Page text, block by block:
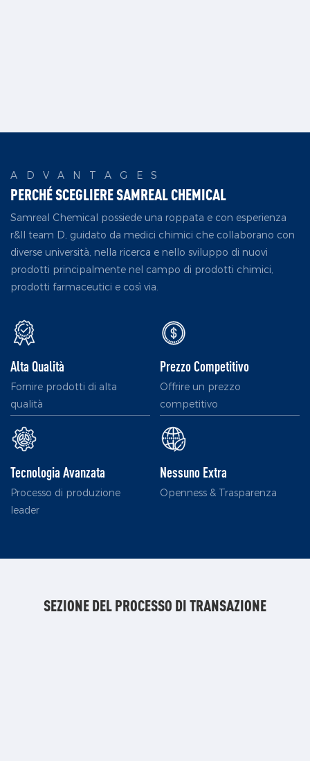
ADVANTAGES
PERCHÉ SCEGLIERE SAMREAL CHEMICAL
Samreal Chemical possiede una roppata e con esperienza
r&Il team D, guidato da medici chimici che collaborano con
diverse università, nella ricerca e nello sviluppo di nuovi
prodotti principalmente nel campo di prodotti chimici,
prodotti farmaceutici e così via.
Alta Qualità
Fornire prodotti di alta
qualità
Prezzo Competitivo
Offrire un prezzo
competitivo
Tecnologia Avanzata
Processo di produzione
leader
Nessuno Extra
Openness & Trasparenza
SEZIONE DEL PROCESSO DI TRANSAZIONE